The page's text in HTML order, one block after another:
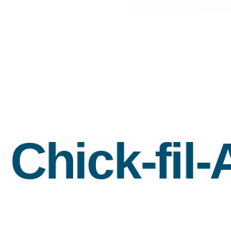
Chick-fil-